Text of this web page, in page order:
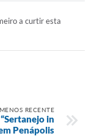
a curtir esta
RECENTE
in
Penápolis